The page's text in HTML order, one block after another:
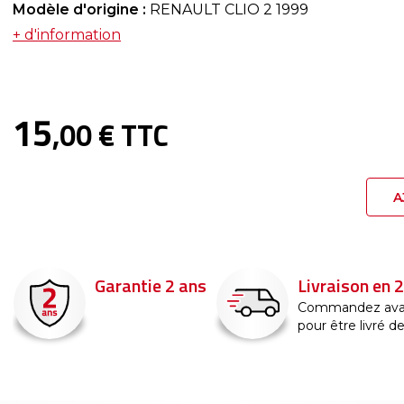
Modèle d'origine : RENAULT CLIO 2 1999
+ d'information
15,00 € TTC
Garantie 2 ans Livraison en
Commandez
pour être livré